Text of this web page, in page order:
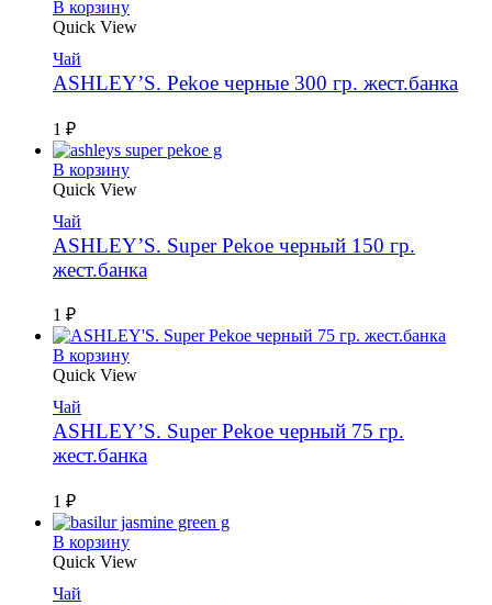
В корзину
Quick View
Чай
ASHLEY’S. Pekoe черные 300 гр. жест.банка
1 ₽
В корзину
Quick View
Чай
ASHLEY’S. Super Pekoe черный 150 гр.
жест.банка
1 ₽
В корзину
Quick View
Чай
ASHLEY’S. Super Pekoe черный 75 гр.
жест.банка
1 ₽
В корзину
Quick View
Чай